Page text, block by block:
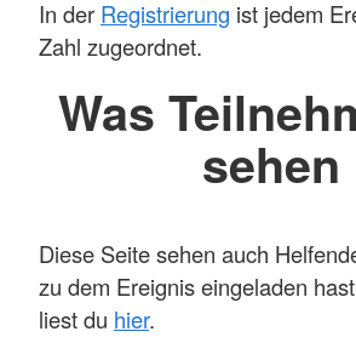
In der Registrierung ist jedem
Zahl zugeordnet.
Was
sehen
Diese Seite sehen auch
zu dem Ereignis eingeladen
liest du hier.